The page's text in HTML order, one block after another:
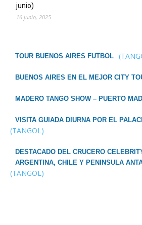
junio)
16 junio, 2025
TOUR BUENOS AIRES FUTBOL
BUENOS AIRES EN EL MEJOR CITY
MADERO TANGO SHOW – PUERTO
VISITA GUIADA DIURNA POR EL
(TANGOL)
DESTACADO DEL CRUCERO
ARGENTINA, CHILE Y PENINSULA
(TANGOL)